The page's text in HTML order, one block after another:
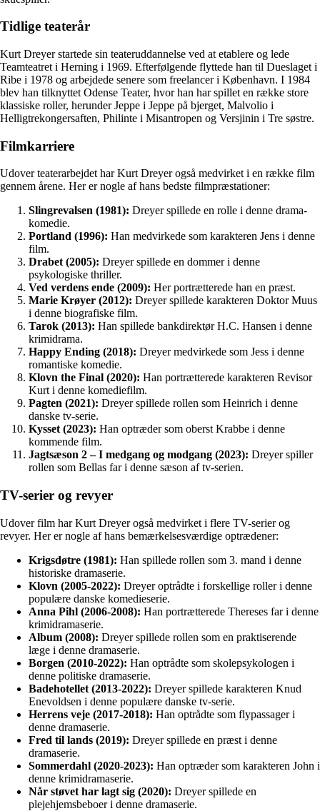
Tidlige teaterår
Kurt Dreyer startede sin teateruddannelse ved at etablere og lede
Teamteatret i Herning i 1969. Efterfølgende flyttede han til Dueslaget i
Ribe i 1978 og arbejdede senere som freelancer i København. I 1984
blev han tilknyttet Odense Teater, hvor han har spillet en række store
klassiske roller, herunder Jeppe i Jeppe på bjerget, Malvolio i
Helligtrekongersaften, Philinte i Misantropen og Versjinin i Tre søstre.
Filmkarriere
Udover teaterarbejdet har Kurt Dreyer også medvirket i en række film
gennem årene. Her er nogle af hans bedste filmpræstationer:
Slingrevalsen (1981): Dreyer spillede en rolle i denne drama-
komedie.
Portland (1996): Han medvirkede som karakteren Jens i denne
film.
Drabet (2005): Dreyer spillede en dommer i denne
psykologiske thriller.
Ved verdens ende (2009): Her portrætterede han en præst.
Marie Krøyer (2012): Dreyer spillede karakteren Doktor Muus
i denne biografiske film.
Tarok (2013): Han spillede bankdirektør H.C. Hansen i denne
krimidrama.
Happy Ending (2018): Dreyer medvirkede som Jess i denne
romantiske komedie.
Klovn the Final (2020): Han portrætterede karakteren Revisor
Kurt i denne komediefilm.
Pagten (2021): Dreyer spillede rollen som Heinrich i denne
danske tv-serie.
Kysset (2023): Han optræder som oberst Krabbe i denne
kommende film.
Jagtsæson 2 – I medgang og modgang (2023): Dreyer spiller
rollen som Bellas far i denne sæson af tv-serien.
TV-serier og revyer
Udover film har Kurt Dreyer også medvirket i flere TV-serier og
revyer. Her er nogle af hans bemærkelsesværdige optrædener:
Krigsdøtre (1981): Han spillede rollen som 3. mand i denne
historiske dramaserie.
Klovn (2005-2022): Dreyer optrådte i forskellige roller i denne
populære danske komedieserie.
Anna Pihl (2006-2008): Han portrætterede Thereses far i denne
krimidramaserie.
Album (2008): Dreyer spillede rollen som en praktiserende
læge i denne dramaserie.
Borgen (2010-2022): Han optrådte som skolepsykologen i
denne politiske dramaserie.
Badehotellet (2013-2022): Dreyer spillede karakteren Knud
Enevoldsen i denne populære danske tv-serie.
Herrens veje (2017-2018): Han optrådte som flypassager i
denne dramaserie.
Fred til lands (2019): Dreyer spillede en præst i denne
dramaserie.
Sommerdahl (2020-2023): Han optræder som karakteren John i
denne krimidramaserie.
Når støvet har lagt sig (2020): Dreyer spillede en
plejehjemsbeboer i denne dramaserie.